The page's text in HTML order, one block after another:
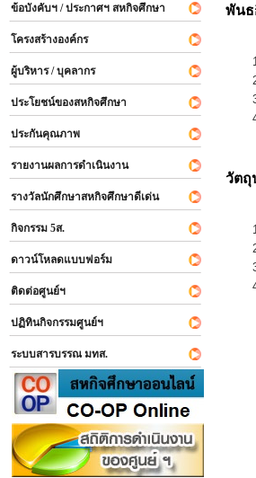
ข้อบังคับฯ / ประกาศฯ สหกิจศึกษา
โครงสร้างองค์กร
ผู้บริหาร / บุคลากร
ประโยชน์ของสหกิจศึกษา
ประกันคุณภาพ
รายงานผลการดำเนินงาน
รางวัลนักศึกษาสหกิจศึกษาดีเด่น
กิจกรรม 5ส.
ดาวน์โหลดแบบฟอร์ม
ติดต่อศูนย์ฯ
ปฏิทินกิจกรรมศูนย์ฯ
ระบบสารบรรณ มทส.
พัน
วัตถุ